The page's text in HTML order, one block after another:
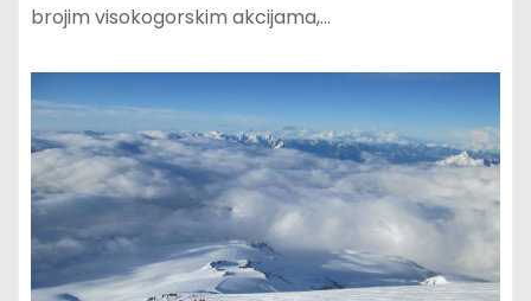
brojim visokogorskim akcijama,…